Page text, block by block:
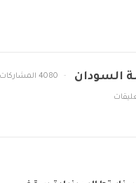
السودان 4080 المشاركات